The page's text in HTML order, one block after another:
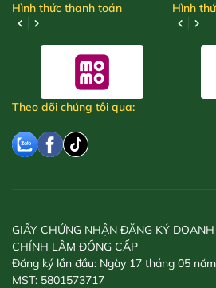
Hình thức thanh toán Hình
Theo dõi chúng tôi qua:
GIẤY CHỨNG NHẬN ĐĂNG KÝ
CHÍNH LÂM ĐỒNG CẤP
Đăng ký lần đầu: Ngày 17 tháng 05
MST: 5801573717